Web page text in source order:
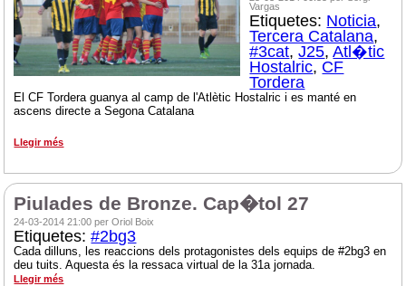
Vargas
Etiquetes: Noticia,
Tercera Catalana,
#3cat,J25,Atl�tic
Hostalric, CF
Tordera
El CF Tordera guanya al camp de l'Atlètic Hostalric i es manté en
ascens directe a Segona Catalana
Llegir més
Piulades de Bronze. Cap�tol 27
24-03-2014 21:00 per Oriol Boix
Etiquetes:#2bg3
Cada dilluns, les reaccions dels protagonistes dels equips de #2bg3 en
deu tuits. Aquesta és la ressaca virtual de la 31a jornada.
Llegir més